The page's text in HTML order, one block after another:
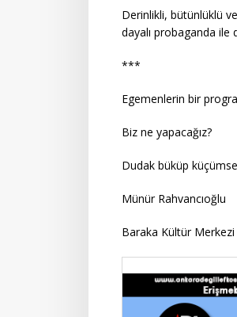
Derinlikli, bütünlüklü
dayalı probaganda ile
***
Egemenlerin bir
Biz ne yapacağız?
Dudak büküp
Münür Rahvancıoğlu
Baraka Kültür